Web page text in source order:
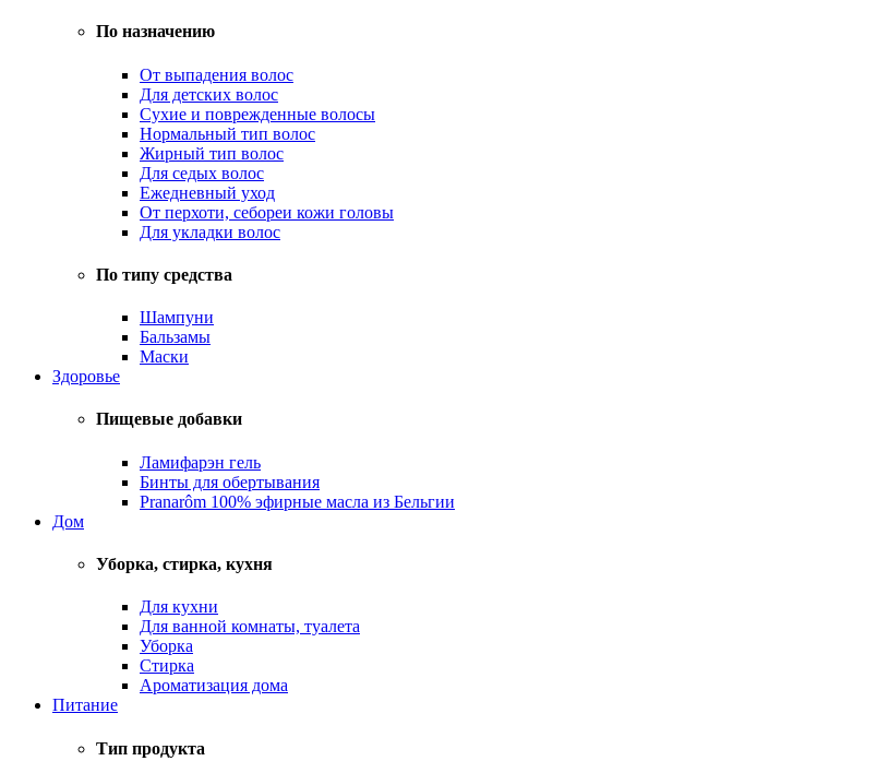
По назначению
От выпадения волос
Для детских волос
Сухие и поврежденные волосы
Нормальный тип волос
Жирный тип волос
Для седых волос
Ежедневный уход
От перхоти, себореи кожи головы
Для укладки волос
По типу средства
Шампуни
Бальзамы
Маски
Здоровье
Пищевые добавки
Ламифарэн гель
Бинты для обертывания
Pranarôm 100% эфирные масла из Бельгии
Дом
Уборка, стирка, кухня
Для кухни
Для ванной комнаты, туалета
Уборка
Стирка
Ароматизация дома
Питание
Тип продукта